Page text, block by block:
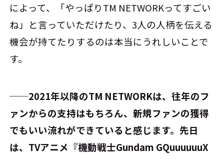
によって、「やっぱりTM NETWORKってすごい
ね」と言っていただけたり、3人の人柄を伝える
機会が持てたりするのは本当にうれしいことで
す。
──2021年以降のTM NETWORKは、往年のフ
ァンからの支持はもちろん、新規ファンの獲得
でもいい流れができていると感じます。先日
は、TVアニメ『機動戦士Gundam GQuuuuuuX